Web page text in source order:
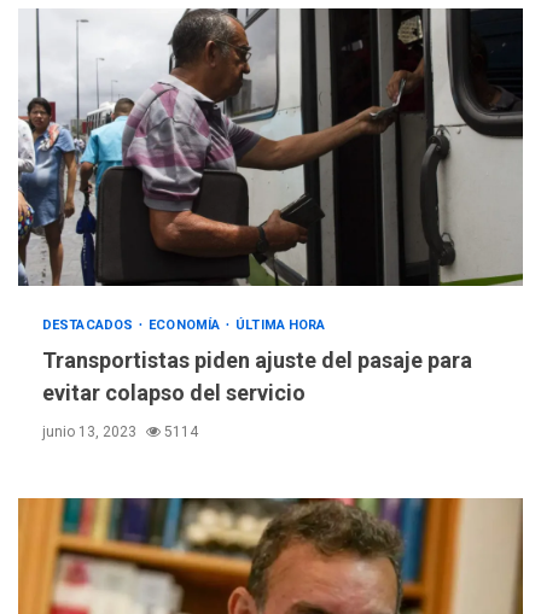
DESTACADOS ECONOMÍA ÚLTIMA HORA
Transportistas piden ajuste del pasaje para
evitar colapso del servicio
junio 13, 2023 5114